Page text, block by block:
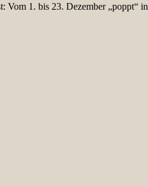
Vom 1. bis 23. Dezember